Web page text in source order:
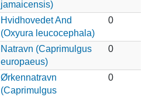
jamaicensis)
Hvidhovedet And
(Oxyura leucocephala)
0
Natravn (Caprimulgus
europaeus)
0
Ørkennatravn
(Caprimulgus
0